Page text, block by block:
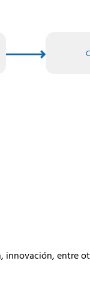
innovación, entre